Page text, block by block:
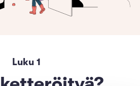
Luku 1